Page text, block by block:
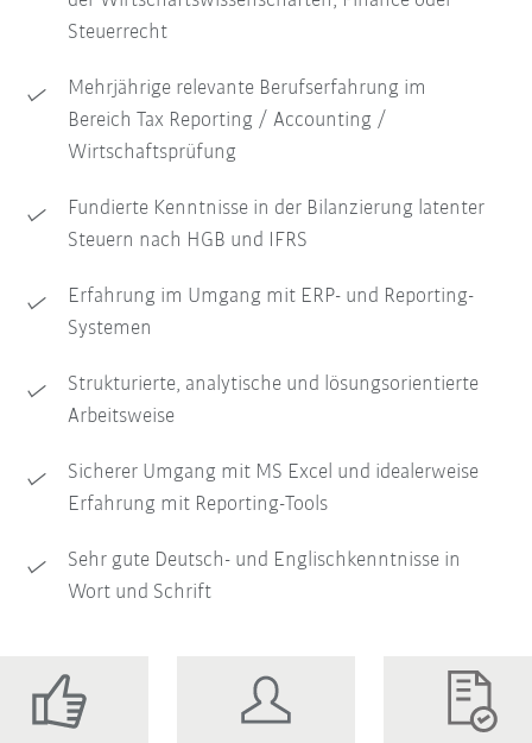
Steuerrecht
Mehrjährige relevante Berufserfahrung im
Bereich Tax Reporting / Accounting /
Wirtschaftsprüfung
Fundierte Kenntnisse in der Bilanzierung latenter
Steuern nach HGB und IFRS
Erfahrung im Umgang mit ERP- und Reporting-
Systemen
Strukturierte, analytische und lösungsorientierte
Arbeitsweise
Sicherer Umgang mit MS Excel und idealerweise
Erfahrung mit Reporting-Tools
Sehr gute Deutsch- und Englischkenntnisse in
Wort und Schrift